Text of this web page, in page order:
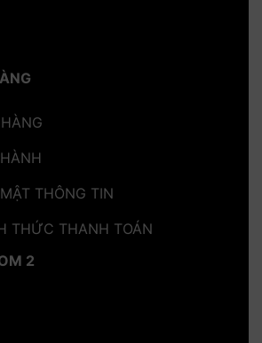
THÔNG TIN
THỨC THANH TOÁN
2